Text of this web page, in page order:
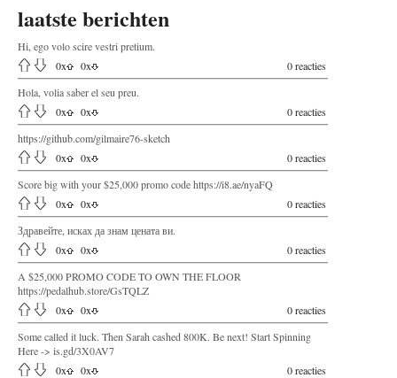
laatste berichten
Hi, ego volo scire vestri pretium.
0x 0x
0 reacties
Hola, volia saber el seu preu.
0x 0x
0 reacties
https://github.com/gilmaire76-sketch
0x 0x
0 reacties
Score big with your $25,000 promo code https://i8.ae/nyaFQ
0x 0x
0 reacties
Здравейте, исках да знам цената ви.
0x 0x
0 reacties
A $25,000 PROMO CODE TO OWN THE FLOOR
https://pedalhub.store/GsTQLZ
0x 0x
0 reacties
Some called it luck. Then Sarah cashed 800K. Be next! Start Spinning
Here -> is.gd/3X0AV7
0x 0x
0 reacties